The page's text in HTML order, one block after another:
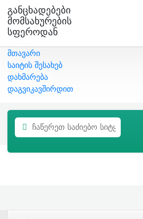
Განცხადებები
Მომსახურების
Სფეროდან
მთავარი
საიტის შესახებ
დახმარება
დაგვიკავშირდით